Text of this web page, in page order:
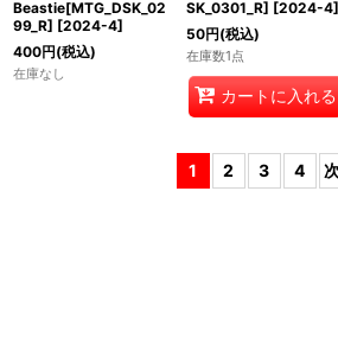
【ENG】救助のけだも
の、コーナ/Kona,
Rescue
Beastie[MTG_DSK_02
99_R] [
【JPN】群れの巣
人/The
Swarmweaver[MTG_D
SK_0301_R]
50円(税込)
在庫数1点
カートに入れる